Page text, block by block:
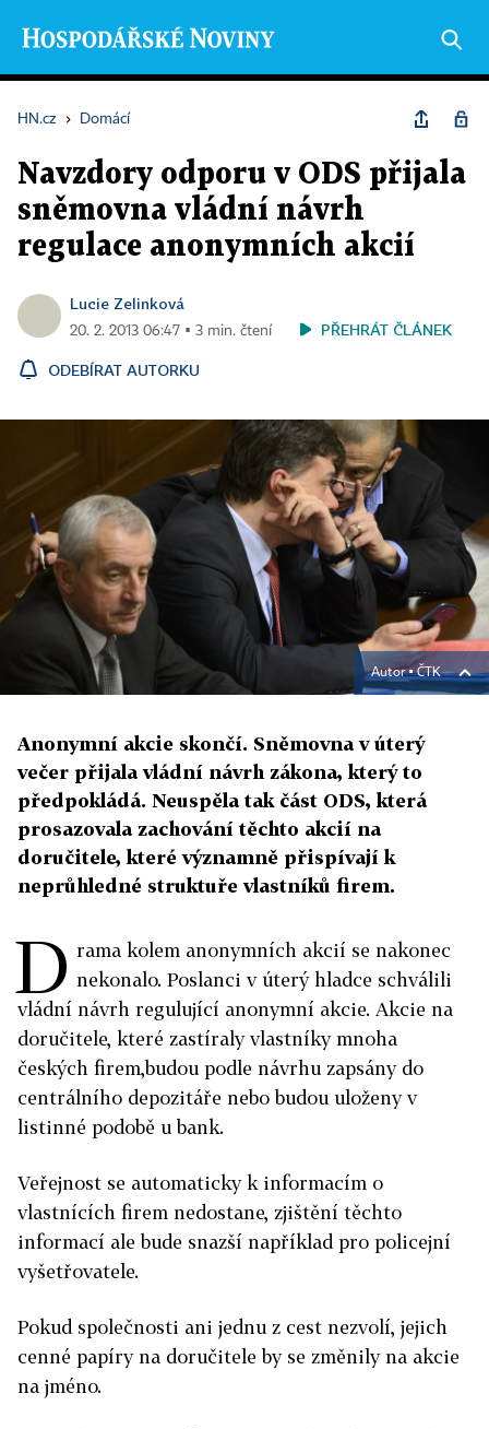
HN.cz › Domácí
Navzdory odporu v ODS přijala
sněmovna vládní návrh
regulace anonymních akcií
Lucie Zelinková
20. 2. 2013 06:47 ▪ 3 min. čtení PŘEHRÁT ČLÁNEK
ODEBÍRAT AUTORKU
Autor ▪ČTK
Anonymní akcie skončí. Sněmovna v úterý
večer přijala vládní návrh zákona, který to
předpokládá. Neuspěla tak část ODS, která
prosazovala zachování těchto akcií na
doručitele, které významně přispívají k
neprůhledné struktuře vlastníků firem.
D rama kolem anonymních akcií se nakonec
nekonalo. Poslanci v úterý hladce schválili
vládní návrh regulující anonymní akcie. Akcie na
doručitele, které zastíraly vlastníky mnoha
českých firem,budou podle návrhu zapsány do
centrálního depozitáře nebo budou uloženy v
listinné podobě u bank.
Veřejnost se automaticky k informacím o
vlastnících firem nedostane, zjištění těchto
informací ale bude snazší například pro policejní
vyšetřovatele.
Pokud společnosti ani jednu z cest nezvolí, jejich
cenné papíry na doručitele by se změnily na akcie
na jméno.